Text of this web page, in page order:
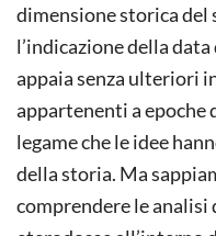
dimensione storica del
l’indicazione della
appaia senza ulteriori
appartenenti a epoche
legame che le idee
della storia. Ma
comprendere le